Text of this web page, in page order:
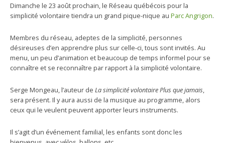
Dimanche le 23 août prochain, le Réseau québécois pour la
simplicité volontaire tiendra un grand pique-nique au Parc Angrigon.
Membres du réseau, adeptes de la simplicité, personnes
désireuses d’en apprendre plus sur celle-ci, tous sont invités. Au
menu, un peu d’animation et beaucoup de temps informel pour se
connaître et se reconnaître par rapport à la simplicité volontaire.
Serge Mongeau, l’auteur de La simplicité volontaire Plus que jamais,
sera présent. Il y aura aussi de la musique au programme, alors
ceux qui le veulent peuvent apporter leurs instruments.
Il s’agit d’un événement familial, les enfants sont donc les